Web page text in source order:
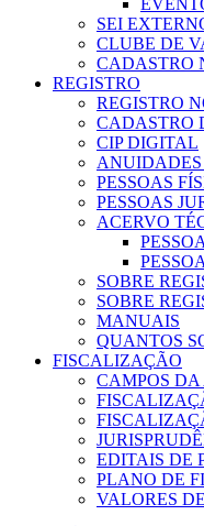
SEI
CLUBE DE
CADASTRO
REGISTRO
REGISTRO
CADASTRO
CIP DIGITAL
PESSOAS
PESSOAS
ACERVO
SOBRE
SOBRE
MANUAIS
QUANTOS
FISCALIZAÇÃO
CAMPOS
EDITAIS DE
PLANO DE
VALORES